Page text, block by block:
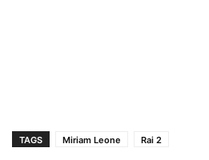
TAGS Miriam Leone Rai 2